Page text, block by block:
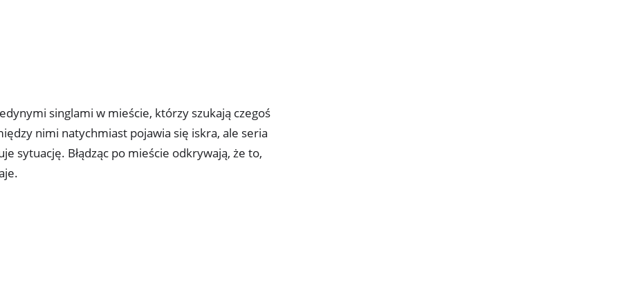
singlami w mieście, którzy szukają czegoś
nimi natychmiast pojawia się iskra, ale seria
sytuację. Błądząc po mieście odkrywają, że to,